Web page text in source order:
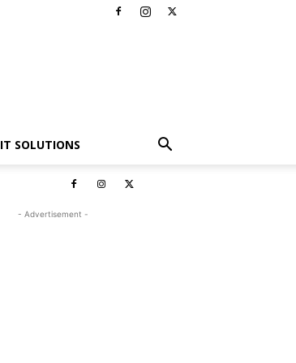
IT SOLUTIONS
- Advertisement -